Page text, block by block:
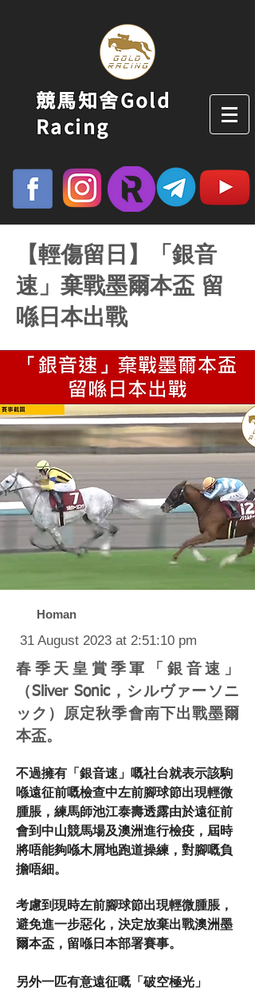
競馬知舍Gold
Racing
【輕傷留日】「銀音
速」棄戰墨爾本盃 留
喺日本出戰
Homan
31 August 2023 at 2:51:10 pm
春季天皇賞季軍「銀音速」
（Sliver Sonic，シルヴァーソニ
ック）原定秋季會南下出戰墨爾
本盃。
不過擁有「銀音速」嘅社台就表示該駒
喺遠征前嘅檢查中左前腳球節出現輕微
腫脹，練馬師池江泰壽透露由於遠征前
會到中山競馬場及澳洲進行檢疫，屆時
將唔能夠喺木屑地跑道操練，對腳嘅負
擔唔細。
考慮到現時左前腳球節出現輕微腫脹，
避免進一步惡化，決定放棄出戰澳洲墨
爾本盃，留喺日本部署賽事。
另外一匹有意遠征嘅「破空極光」